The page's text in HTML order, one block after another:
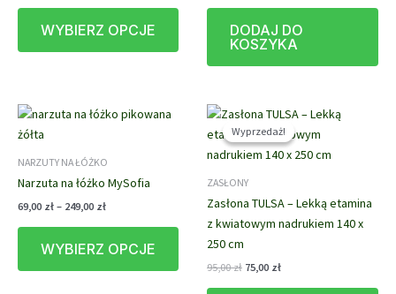
89,00 zł
WYBIERZ OPCJE
Ten
ma
Opcje
można
wybrać
DODAJ DO
KOSZYKA
NARZUTY NA ŁÓŻKO
Narzuta na łóżko MySofia
69,00 zł – 249,00 złZakres
69,00 zł
WYBIERZ OPCJE
Ten
produkt
ma
Wyprzedaż!
Wyprzedaż!
ZASŁONY
Zasłona TULSA – Lekką etamina
z kwiatowym nadrukiem 140 x
250 cm
95,00zł Pierwotna
75,00 złAktualna